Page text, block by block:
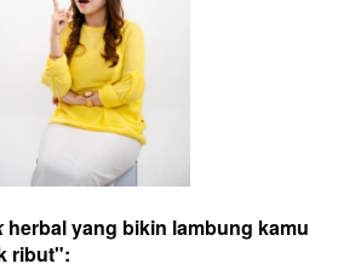
herbal yang bikin lambung kamu
ribut":